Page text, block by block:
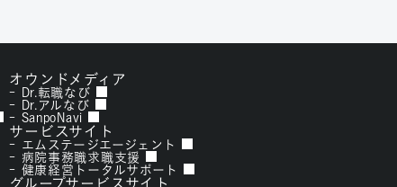
オウンドメディア
Dr.転職なび
Dr.アルなび
SanpoNavi
サービスサイト
エムステージエージェント
病院事務職求職支援
健康経営トータルサポート
グループサービスサイト